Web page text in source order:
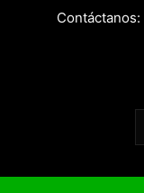
Contáctanos: